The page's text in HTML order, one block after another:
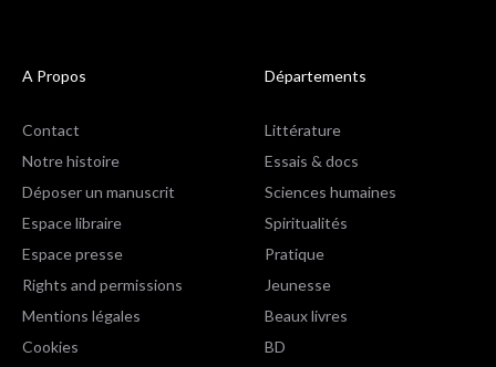
A Propos
Contact
Notre histoire
Déposer un manuscrit
Espace libraire
Espace presse
Rights and permissions
Mentions légales
Cookies
Départements
Littérature
Essais & docs
Sciences humaines
Spiritualités
Pratique
Jeunesse
Beaux livres
BD